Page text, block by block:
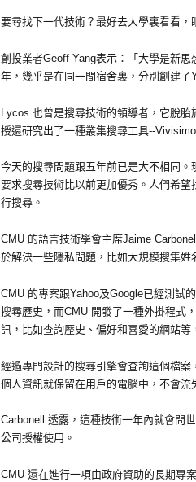
要尋找下一代技術？最好去大學裏看看，
創投業者Geoff Yang表示：「大學是新
年，幾乎是在同一間宿舍裏，分別創建了
Lycos 也曾是搜尋技術的領導者，它脫
授還研究出了一種叢集搜尋工具--Vivisimo
今天的搜尋問題跟五年前已是大不相同
要求搜尋技術比以前更加優秀。人們希
行搜尋。
CMU 的語言技術學會主席Jaime
於解決一些隱私問題，比如大規模搜集姓
CMU 的專案跟Yahoo及Google已經測試
搜尋歷史，而CMU 開發了一種外掛程式
訊，比如查詢歷史、偏好和喜愛的網站等
經過專門設計的搜尋引擎會查詢這個檔
個人資訊就保留在用戶的電腦中，不會流
Carbonell 透露，這種技術一年內就會問
公司授權使用。
CMU 還在進行一項由政府資助的長期專